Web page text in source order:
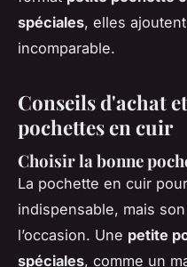
spéciales, elles
incomparable.
Conseils d'achat
pochettes en cuir
Choisir la bonne
La pochette en cuir
indispensable, mais
l’occasion. Une petite
spéciales, comme un